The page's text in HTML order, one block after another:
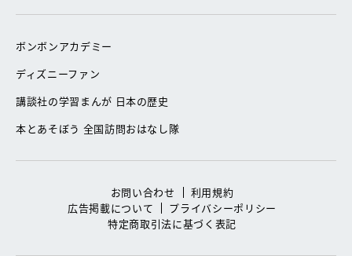
ボンボンアカデミー
ディズニーファン
講談社の学習まんが 日本の歴史
本とあそぼう 全国訪問おはなし隊
お問い合わせ
利用規約
広告掲載について
プライバシーポリシー
特定商取引法に基づく表記